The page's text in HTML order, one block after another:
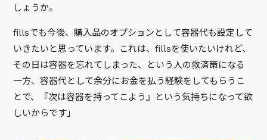
しょうか。
fillsでも今後、購入品のオプションとして容器代も設定して
いきたいと思っています。これは、fillsを使いたいけれど、
その日は容器を忘れてしまった、という人の救済策になる
一方、容器代として余分にお金を払う経験をしてもらうこ
とで、『次は容器を持ってこよう』という気持ちになって欲
しいからです」